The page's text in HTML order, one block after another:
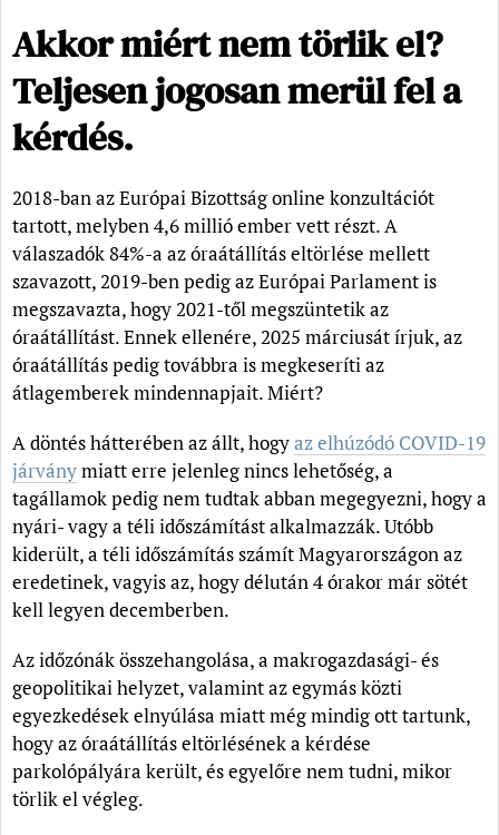
Akkor miért nem törlik el?
Teljesen jogosan merül fel a
kérdés.
2018-ban az Európai Bizottság online konzultációt
tartott, melyben 4,6 millió ember vett részt. A
válaszadók 84%-a az óraátállítás eltörlése mellett
szavazott, 2019-ben pedig az Európai Parlament is
megszavazta, hogy 2021-től megszüntetik az
óraátállítást. Ennek ellenére, 2025 márciusát írjuk, az
óraátállítás pedig továbbra is megkeseríti az
átlagemberek mindennapjait. Miért?
A döntés hátterében az állt, hogyaz elhúzódó COVID-19
járványmiatt erre jelenleg nincs lehetőség, a
tagállamok pedig nem tudtak abban megegyezni, hogy a
nyári- vagy a téli időszámítást alkalmazzák. Utóbb
kiderült, a téli időszámítás számít Magyarországon az
eredetinek, vagyis az, hogy délután 4 órakor már sötét
kell legyen decemberben.
Az időzónák összehangolása, a makrogazdasági- és
geopolitikai helyzet, valamint az egymás közti
egyezkedések elnyúlása miatt még mindig ott tartunk,
hogy az óraátállítás eltörlésének a kérdése
parkolópályára került, és egyelőre nem tudni, mikor
törlik el végleg.